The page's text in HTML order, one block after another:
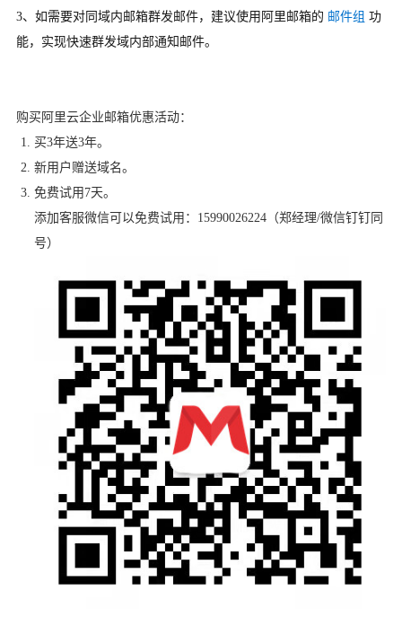
3、如需要对同域内邮箱群发邮件，建议使用阿里邮箱的 邮件组 功
能，实现快速群发域内部通知邮件。
购买阿里云企业邮箱优惠活动：
买3年送3年。
新用户赠送域名。
免费试用7天。
添加客服微信可以免费试用：15990026224（郑经理/微信钉钉同
号）